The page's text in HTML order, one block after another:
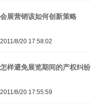
会展营销该如何创新策略
2011/8/20 17:58:02
怎样避免展览期间的产权纠纷
2011/8/20 17:55:59